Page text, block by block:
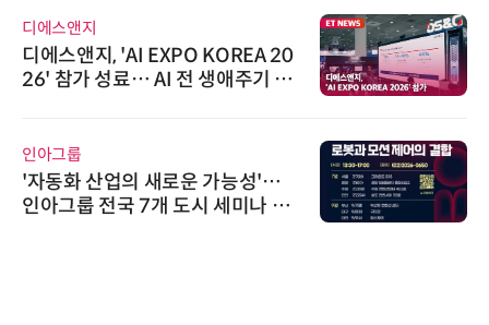
디에스앤지
디에스앤지, 'AI EXPO KOREA 20
26' 참가 성료… AI 전 생애주기 아
인아그룹
'자동화 산업의 새로운 가능성'…
인아그룹 전국 7개 도시 세미나 페